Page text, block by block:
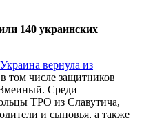
140 украинских
Украина вернула из
том числе защитников
Среди
ТРО из Славутича,
и сыновья, а также